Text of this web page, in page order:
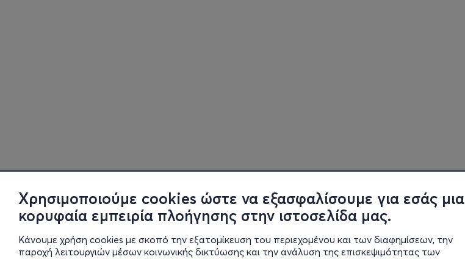
Χρησιμοποιούμε cookies ώστε να εξασφαλίσουμε για εσάς μια
κορυφαία εμπειρία πλοήγησης στην ιστοσελίδα μας.
Κάνουμε χρήση cookies με σκοπό την εξατομίκευση του περιεχομένου και των διαφημίσεων, την
παροχή λειτουργιών μέσων κοινωνικής δικτύωσης και την ανάλυση της επισκεψιμότητας των